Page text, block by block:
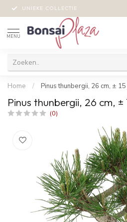
UNIEKE COLLECTIE
MENU
Home / Pinus thunbergii, 26 cm, ±
Pinus thunbergii, 26 cm, ±
(0)